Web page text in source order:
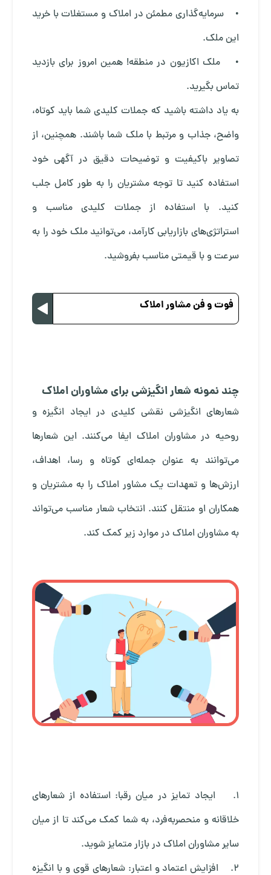
• سرمایه‌گذاری مطمئن در املاک و مستغلات با خرید
این ملک.
• ملک اکازیون در منطقه! همین امروز برای بازدید
تماس بگیرید.
به یاد داشته باشید که جملات کلیدی شما باید کوتاه،
واضح، جذاب و مرتبط با ملک شما باشند. همچنین، از
تصاویر باکیفیت و توضیحات دقیق در آگهی خود
استفاده کنید تا توجه مشتریان را به طور کامل جلب
کنید. با استفاده از جملات کلیدی مناسب و
استراتژی‌های بازاریابی کارآمد، می‌توانید ملک خود را به
سرعت و با قیمتی مناسب بفروشید.
فوت و فن مشاور املاک
چند نمونه شعار انگیزشی برای مشاوران املاک
شعارهای انگیزشی نقشی کلیدی در ایجاد انگیزه و
روحیه در مشاوران املاک ایفا می‌کنند. این شعارها
می‌توانند به عنوان جمله‌ای کوتاه و رسا، اهداف،
ارزش‌ها و تعهدات یک مشاور املاک را به مشتریان و
همکاران او منتقل کنند. انتخاب شعار مناسب می‌تواند
به مشاوران املاک در موارد زیر کمک کند.
1. ایجاد تمایز در میان رقبا: استفاده از شعارهای
خلاقانه و منحصربه‌فرد، به شما کمک می‌کند تا از میان
سایر مشاوران املاک در بازار متمایز شوید.
2. افزایش اعتماد و اعتبار: شعارهای قوی و با انگیزه